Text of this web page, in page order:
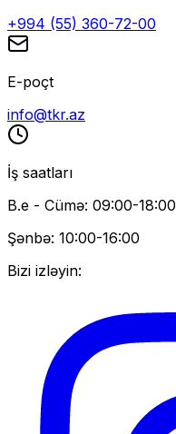
+994 (55) 360-72-00
E-poçt
info@tkr.az
İş saatları
B.e - Cümə: 09:00-18:00
Şənbə: 10:00-16:00
Bizi izləyin: